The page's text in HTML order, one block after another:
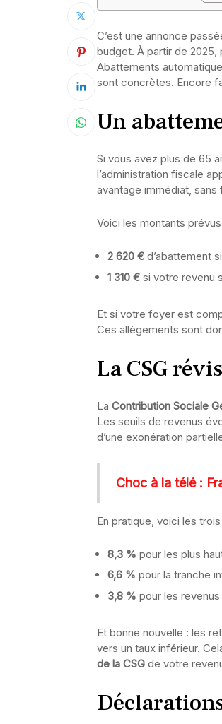
C’est une annonce
budget. À partir de 2025,
Abattements
sont concrètes. Encore
Un
Si vous avez plus de 65
l’administration fiscale
avantage immédiat,
Voici les montants
2 620 € d’abattement
1 310 € si votre revenu
Et si votre foyer est
Ces allègements sont
La CSG
La Contribution Sociale
Les seuils de revenus
d’une exonération
Choc à la télé :
En pratique, voici les
8,3 % pour les plus
6,6 % pour la tranche
3,8 % pour les
Et bonne nouvelle : les
vers un taux inférieur.
de la CSG de votre